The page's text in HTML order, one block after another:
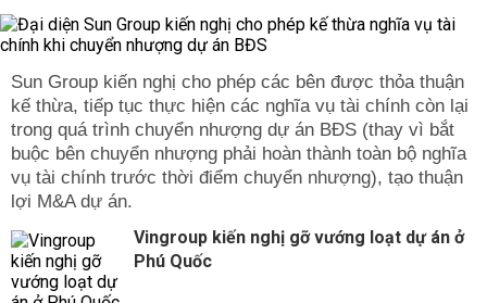
Sun Group kiến nghị cho phép các bên được thỏa thuận
kế thừa, tiếp tục thực hiện các nghĩa vụ tài chính còn lại
trong quá trình chuyển nhượng dự án BĐS (thay vì bắt
buộc bên chuyển nhượng phải hoàn thành toàn bộ nghĩa
vụ tài chính trước thời điểm chuyển nhượng), tạo thuận
lợi M&A dự án.
Vingroup kiến nghị gỡ vướng loạt dự án ở
Phú Quốc